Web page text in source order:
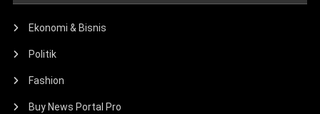
Ekonomi & Bisnis
Politik
Fashion
Buy News Portal Pro